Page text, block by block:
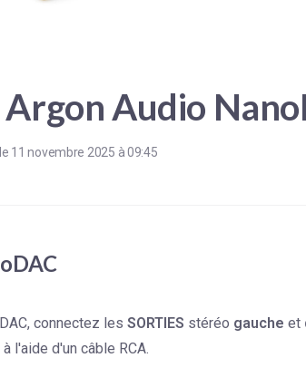
Audio
11 novembre 2025 à 09:45
connectez les SORTIES stéréo gauche et
l'aide d'un câble RCA.